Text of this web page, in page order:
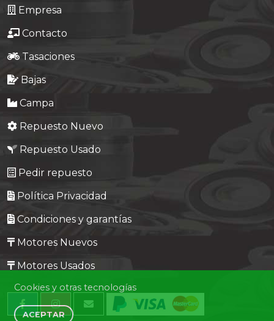
Empresa
Contacto
Tasaciones
Bajas
Campa
Repuesto Nuevo
Repuesto Usado
Pedir repuesto
Política Privacidad
Condiciones y garantías
Motores Nuevos
Motores Usados
Cookies y otras tecnologías
ACEPTAR